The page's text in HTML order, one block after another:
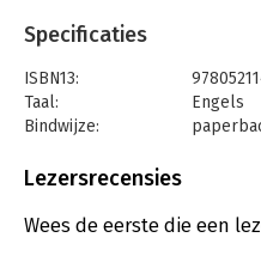
Specificaties
ISBN13:
Taal:
Engels
Bindwijze:
Uitgever:
Verschijningsdatum:
28-3-
Lezersrecensies
Wees de eerste die een